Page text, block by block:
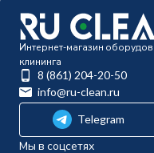
Интернет-магазин
клининга
8 (861) 204-20-50
info@ru-clean.ru
Telegram
Мы в соцсетях